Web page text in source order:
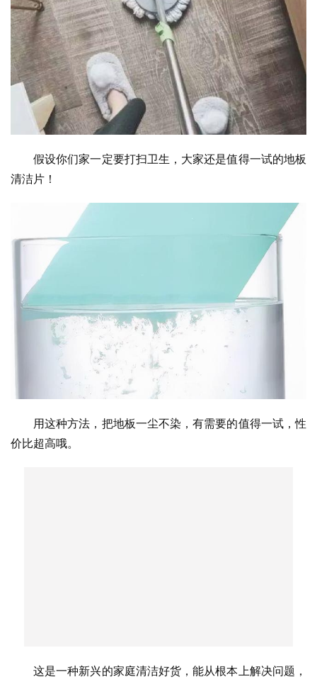
假设你们家一定要打扫卫生，大家还是值得一试的地板
清洁片！
用这种方法，把地板一尘不染，有需要的值得一试，性
价比超高哦。
这是一种新兴的家庭清洁好货，能从根本上解决问题，